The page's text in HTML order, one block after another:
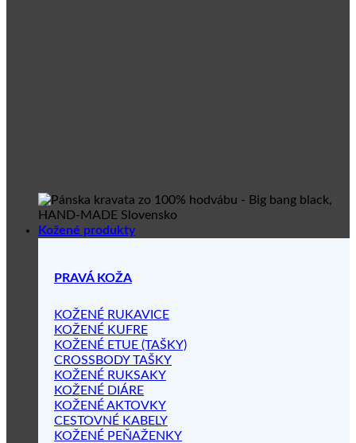
Kožené produkty
PRAVÁ KOŽA
KOŽENÉ RUKAVICE
KOŽENÉ KUFRE
KOŽENÉ ETUE (TAŠKY)
CROSSBODY TAŠKY
KOŽENÉ RUKSAKY
KOŽENÉ DIÁRE
KOŽENÉ AKTOVKY
CESTOVNÉ KABELY
KOŽENÉ PEŇAŽENKY